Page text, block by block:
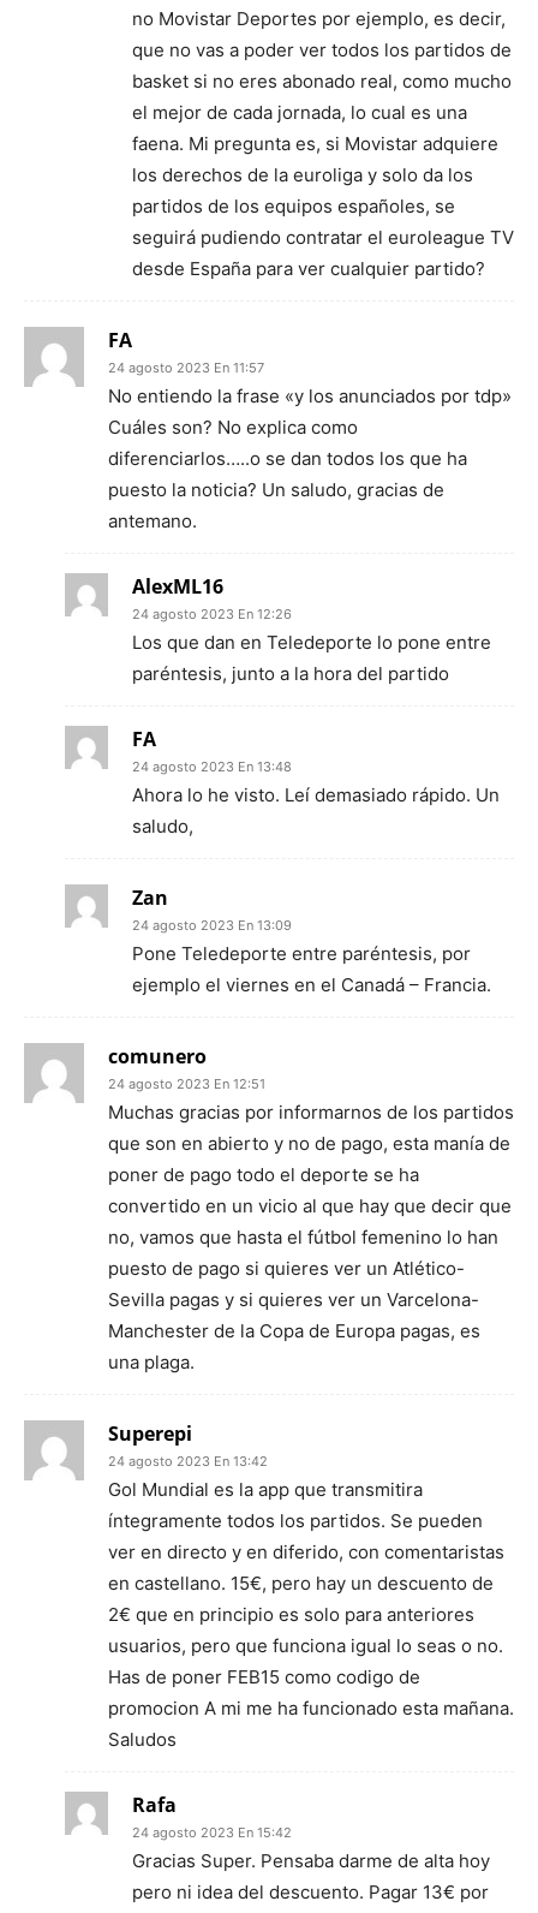
no Movistar Deportes por ejemplo, es decir,
que no vas a poder ver todos los partidos de
basket si no eres abonado real, como mucho
el mejor de cada jornada, lo cual es una
faena. Mi pregunta es, si Movistar adquiere
los derechos de la euroliga y solo da los
partidos de los equipos españoles, se
seguirá pudiendo contratar el euroleague TV
desde España para ver cualquier partido?
FA
24 agosto 2023 En 11:57
No entiendo la frase «y los anunciados por tdp»
Cuáles son? No explica como
diferenciarlos…..o se dan todos los que ha
puesto la noticia? Un saludo, gracias de
antemano.
AlexML16
24 agosto 2023 En 12:26
Los que dan en Teledeporte lo pone entre
paréntesis, junto a la hora del partido
FA
24 agosto 2023 En 13:48
Ahora lo he visto. Leí demasiado rápido. Un
saludo,
Zan
24 agosto 2023 En 13:09
Pone Teledeporte entre paréntesis, por
ejemplo el viernes en el Canadá – Francia.
comunero
24 agosto 2023 En 12:51
Muchas gracias por informarnos de los partidos
que son en abierto y no de pago, esta manía de
poner de pago todo el deporte se ha
convertido en un vicio al que hay que decir que
no, vamos que hasta el fútbol femenino lo han
puesto de pago si quieres ver un Atlético-
Sevilla pagas y si quieres ver un Varcelona-
Manchester de la Copa de Europa pagas, es
una plaga.
Superepi
24 agosto 2023 En 13:42
Gol Mundial es la app que transmitira
íntegramente todos los partidos. Se pueden
ver en directo y en diferido, con comentaristas
en castellano. 15€, pero hay un descuento de
2€ que en principio es solo para anteriores
usuarios, pero que funciona igual lo seas o no.
Has de poner FEB15 como codigo de
promocion A mi me ha funcionado esta mañana.
Saludos
Rafa
24 agosto 2023 En 15:42
Gracias Super. Pensaba darme de alta hoy
pero ni idea del descuento. Pagar 13€ por